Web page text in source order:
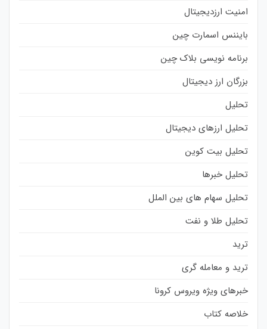
امنیت ارزدیجیتال
بایننس اسمارت چین
برنامه نویسی بلاک چین
بزرگان ارز دیجیتال
تحلیل
تحلیل ارزهای دیجیتال
تحلیل بیت کوین
تحلیل خبرها
تحلیل سهام های بین الملل
تحلیل طلا و نفت
ترید
ترید و معامله گری
خبرهای ویژه ویروس کرونا
خلاصه کتاب